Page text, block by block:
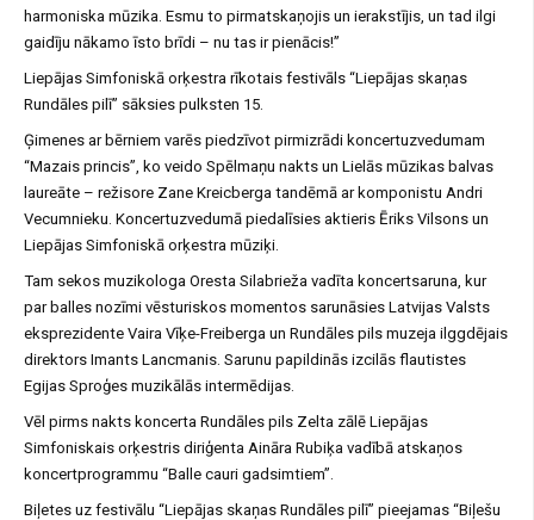
harmoniska mūzika. Esmu to pirmatskaņojis un ierakstījis, un tad ilgi
gaidīju nākamo īsto brīdi – nu tas ir pienācis!”
Liepājas Simfoniskā orķestra rīkotais festivāls “Liepājas skaņas
Rundāles pilī” sāksies pulksten 15.
Ģimenes ar bērniem varēs piedzīvot pirmizrādi koncertuzvedumam
“Mazais princis”, ko veido Spēlmaņu nakts un Lielās mūzikas balvas
laureāte – režisore Zane Kreicberga tandēmā ar komponistu Andri
Vecumnieku. Koncertuzvedumā piedalīsies aktieris Ēriks Vilsons un
Liepājas Simfoniskā orķestra mūziķi.
Tam sekos muzikologa Oresta Silabrieža vadīta koncertsaruna, kur
par balles nozīmi vēsturiskos momentos sarunāsies Latvijas Valsts
eksprezidente Vaira Vīķe-Freiberga un Rundāles pils muzeja ilggdējais
direktors Imants Lancmanis. Sarunu papildinās izcilās flautistes
Egijas Sproģes muzikālās intermēdijas.
Vēl pirms nakts koncerta Rundāles pils Zelta zālē Liepājas
Simfoniskais orķestris diriģenta Aināra Rubiķa vadībā atskaņos
koncertprogrammu “Balle cauri gadsimtiem”.
Biļetes uz festivālu “Liepājas skaņas Rundāles pilī” pieejamas “Biļešu